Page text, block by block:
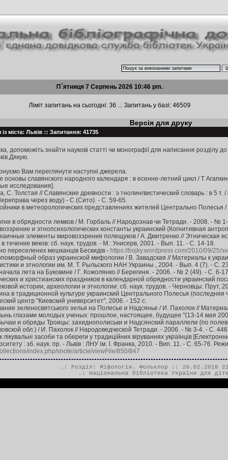
П`ятниця 7 Серпень 2026 10:46 pm.
Ліміт запитань на сьогодні: 36 .:. Запитань у базі: 46509
Версія для друку
міста: Львів :: Запитання: 41735
допоможіть знайти наукові статті чи монографії для написання розділу
Вам переглянути наступні джерела:
основы славянского народного календаря : в есенне-летний цикл / Т
исследования].
С. Толстая // Славянские древности : э тнолингвистический словарь : в 5
через воду) - С (Сито). - С. 59-65.
в метеорологических представлениях жителей Центрально
в обрядности лемков / М. Горбаль // Народознав чи Тетради. - 2008. - №
и этнопсихологических константы украинский (Когнитивная
элементы мировоззрения полещуков / А. Дмитренко // Этническая
течение веков: сб. наук. трудов. - М.: Унисерв, 2001. - Вып. 11. - С. 14-18.
переселених мешканців Бескидів - https://bojky.wordpress.com/2010/09/25/
образ украинской мифологии / В. Завадская // Материалы к
и этнологии им. М. Т. Рыльского НАН Украины , 2004. - Вып. 4 (7). - С.
лета на Буковине / Г. Кожолянко // Берегиня. - 2006. - № 2 (49). - С. 6-
и христианских праздников в календарной обрядности украинский
истории, археологии и этнологии: сб. наук. трудов. - Черновцы: Прут,
в традиционной культуре украинский Центрального Полесья
центр "Киевский университет", 2006. - 152 с.
зеленосвятського зелья на Полесье и Надсянье / И. Пахолок //
глазами молодых ученых: прошлое, настоящее, будущее "(13-14 мая
и обряды Троицы: захиднополиськи и Надсянский параллели (по
обл.) / И. Пахолок // Народоведческой Тетради. - 2006. - № 3-4. - С.
лікувальні засоби та обереги у традиційних віруваннях українців
: зб. наук. пр. - Львів : ЛНУ ім. І. Франка, 2010. - Вип. 11. - С. 65-76.
index.php/snote/article/viewFile/850/847
.: Розділ: Міфологія. Фольклор :: 28.02.2018
.: Національна бібліотека України для